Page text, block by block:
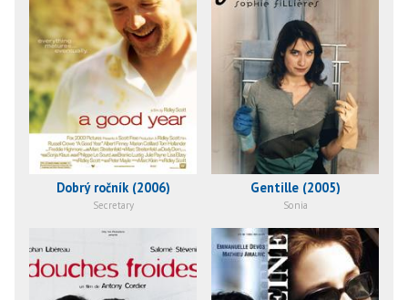
Dobrý ročník (2006)
Secretary
Gentille (2005)
Sonia